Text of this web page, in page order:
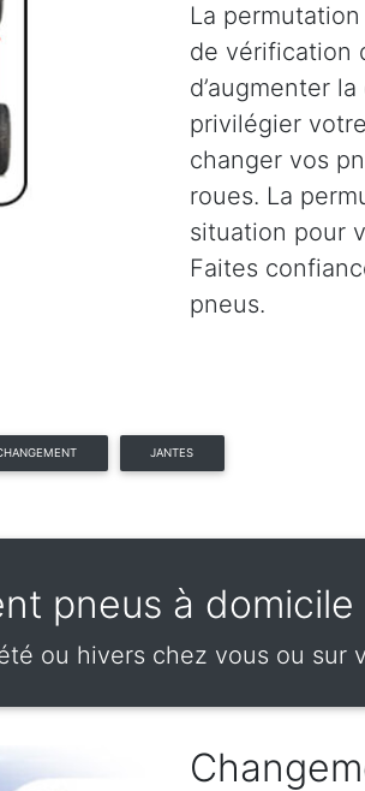
La
de vérification
d’augmenter
privilégier
changer vos
roues. La
situation pour
Faites
pneus.
JANTES
pneus à domicile
ou hivers chez vous ou sur